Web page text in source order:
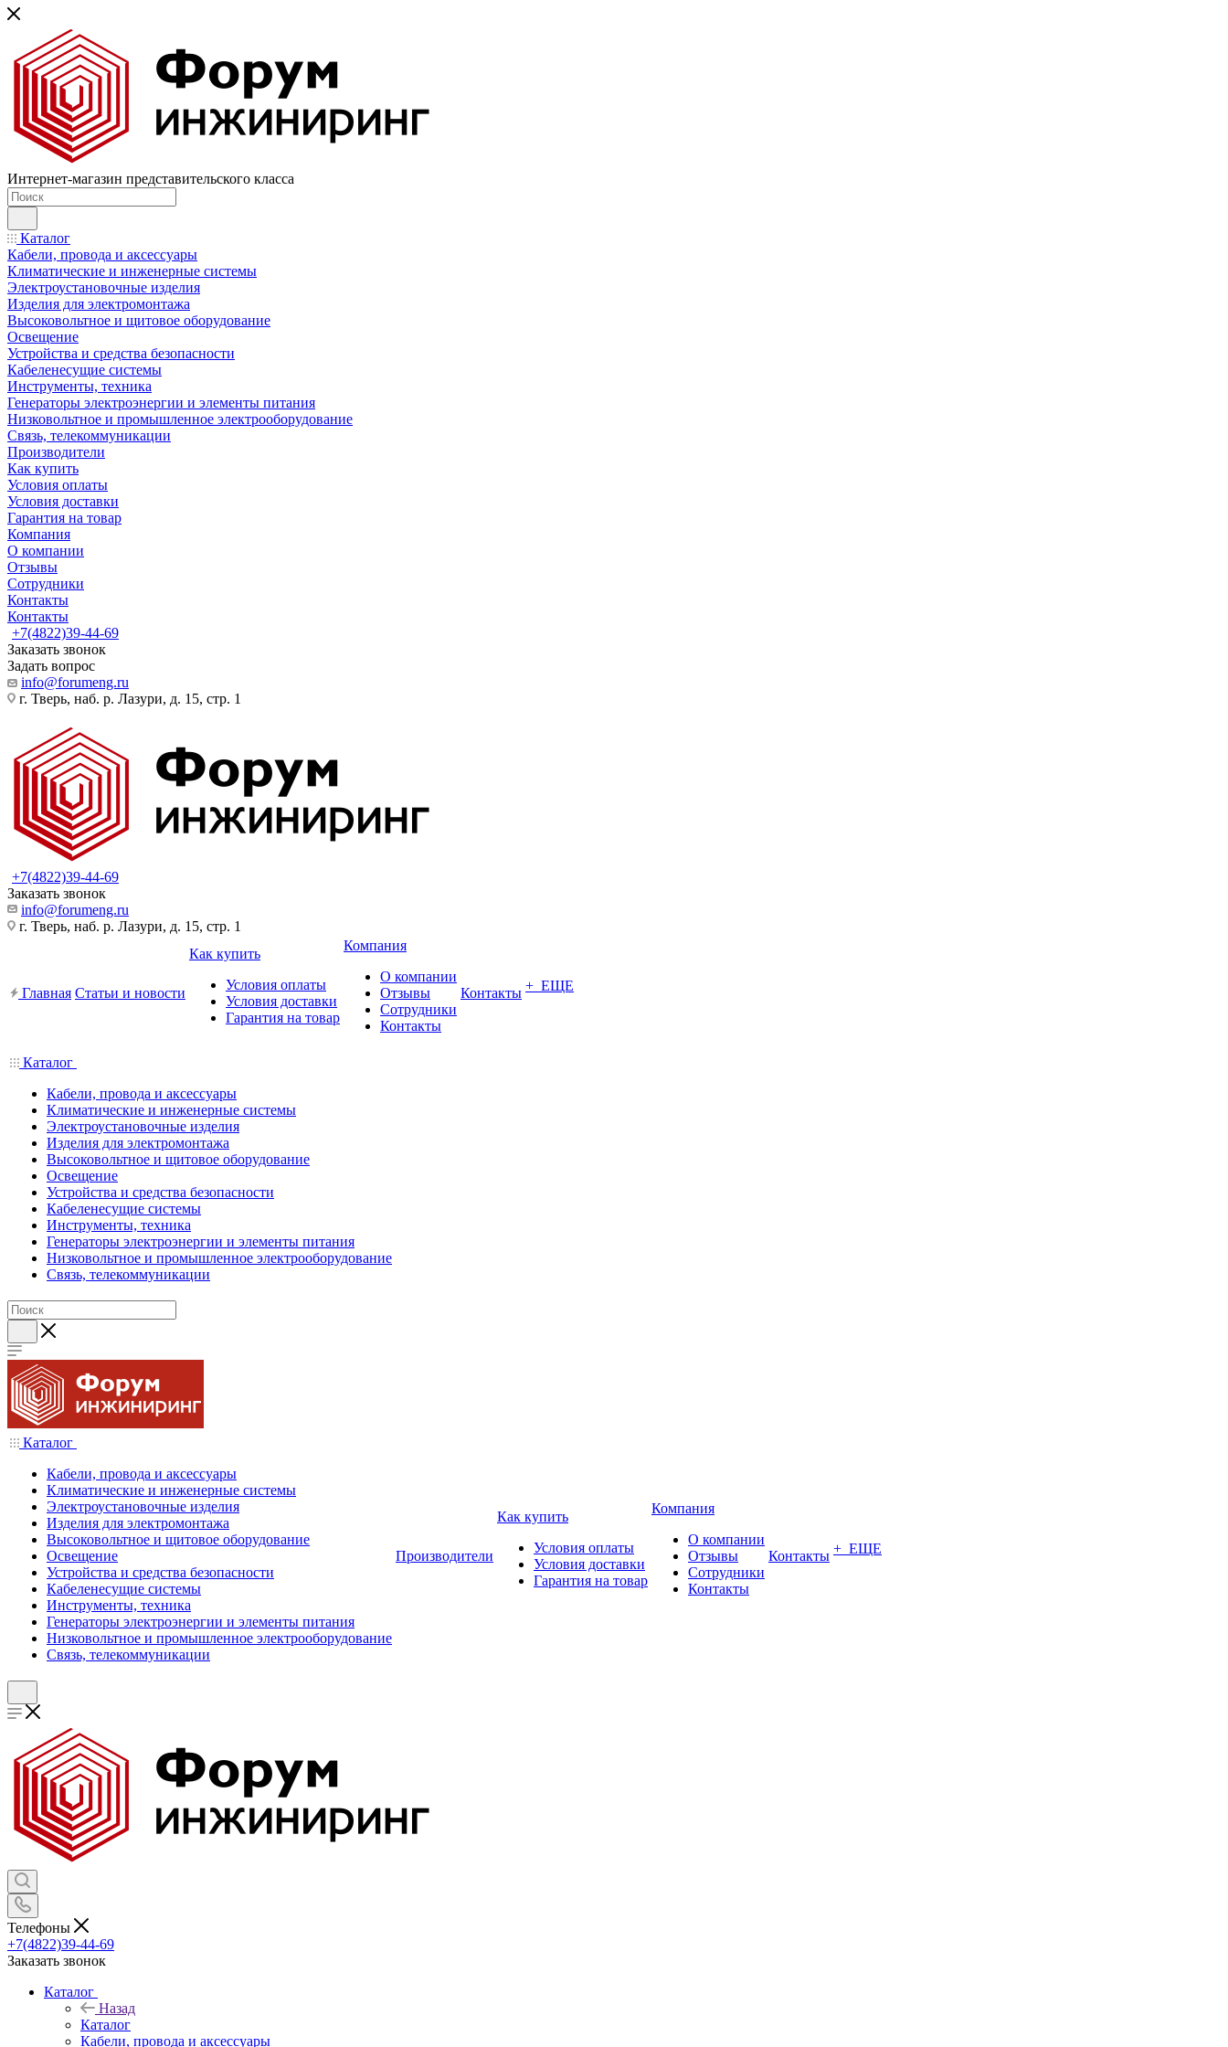
Интернет-магазин представительского класса
Каталог
Кабели, провода и аксессуары
Климатические и инженерные системы
Электроустановочные изделия
Изделия для электромонтажа
Высоковольтное и щитовое оборудование
Освещение
Устройства и средства безопасности
Кабеленесущие системы
Инструменты, техника
Генераторы электроэнергии и элементы питания
Низковольтное и промышленное электрооборудование
Связь, телекоммуникации
Производители
Как купить
Условия оплаты
Условия доставки
Гарантия на товар
Компания
О компании
Отзывы
Сотрудники
Контакты
Контакты
+7(4822)39-44-69
Заказать звонок
Задать вопрос
info@forumeng.ru
г. Тверь, наб. р. Лазури, д. 15, стр. 1
+7(4822)39-44-69
Заказать звонок
info@forumeng.ru
г. Тверь, наб. р. Лазури, д. 15, стр. 1
Главная Статьи и новости
Как купить
Условия оплаты
Условия доставки
Гарантия на товар
Компания
О компании
Отзывы
Сотрудники
Контакты
Контакты + ЕЩЕ
Каталог
Кабели, провода и аксессуары
Климатические и инженерные системы
Электроустановочные изделия
Изделия для электромонтажа
Высоковольтное и щитовое оборудование
Освещение
Устройства и средства безопасности
Кабеленесущие системы
Инструменты, техника
Генераторы электроэнергии и элементы питания
Низковольтное и промышленное электрооборудование
Связь, телекоммуникации
Каталог
Кабели, провода и аксессуары
Климатические и инженерные системы
Электроустановочные изделия
Изделия для электромонтажа
Высоковольтное и щитовое оборудование
Освещение
Устройства и средства безопасности
Кабеленесущие системы
Инструменты, техника
Генераторы электроэнергии и элементы питания
Низковольтное и промышленное электрооборудование
Связь, телекоммуникации
Производители
Как купить
Условия оплаты
Условия доставки
Гарантия на товар
Компания
О компании
Отзывы
Сотрудники
Контакты
Контакты + ЕЩЕ
Телефоны
+7(4822)39-44-69
Заказать звонок
Каталог
Назад
Каталог
Кабели, провода и аксессуары